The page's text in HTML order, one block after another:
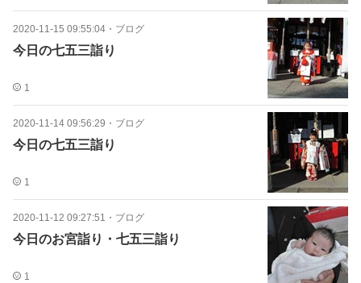
2020-11-15 09:55:04 ・ ブログ
今日の七五三詣り
1
2020-11-14 09:56:29 ・ ブログ
今日の七五三詣り
1
2020-11-12 09:27:51 ・ ブログ
今日のお宮詣り・七五三詣り
1